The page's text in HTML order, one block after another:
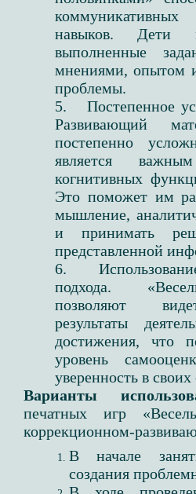
навыков. Дети
выполненные
мнениями, опытом
проблемы.
5. Постепенное
Развивающий
постепенно
является
когнитивных
Это поможет им
мышление,
и принимать
представленной
6.
подхода.
позволяют
результаты
достижения, что
уровень
уверенность в своих
Варианты
печатных игр
коррекционном-
В начале
создания